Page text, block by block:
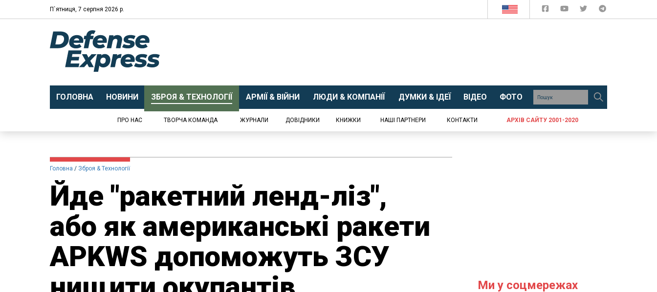
П`ятниця, 7 серпня 2026 р.
ГОЛОВНА НОВИНИ ЗБРОЯ & ТЕХНОЛОГІЇ АРМІЇ & ВІЙНИ ЛЮДИ & КОМПАНІЇ ДУМКИ & ІДЕЇ ВІДЕО ФОТО
ПРО НАС ТВОРЧА КОМАНДА ЖУРНАЛИ ДОВІДНИКИ КНИЖКИ НАШІ ПАРТНЕРИ КОНТАКТИ АРХІВ САЙТУ 2001-2020
Головна Зброя & Технології
Йде "ракетний ленд-ліз",
або як американські ракети
APKWS допоможуть ЗСУ
Ми у соцмережах